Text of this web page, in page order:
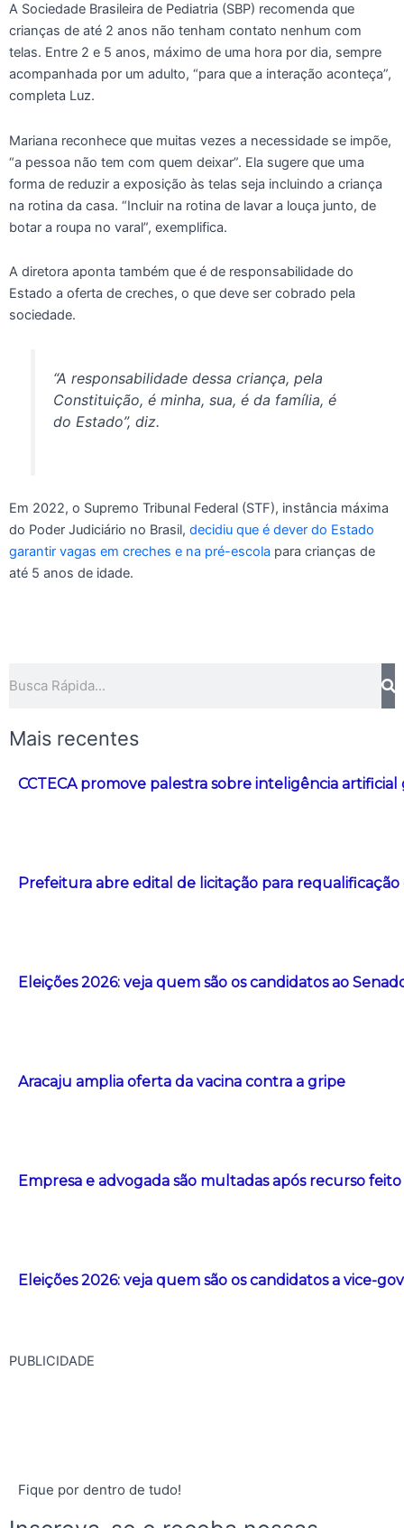
A Sociedade Brasileira de Pediatria (SBP) recomenda que
crianças de até 2 anos não tenham contato nenhum com
telas. Entre 2 e 5 anos, máximo de uma hora por dia, sempre
acompanhada por um adulto, “para que a interação aconteça”,
completa Luz.
Mariana reconhece que muitas vezes a necessidade se impõe,
“a pessoa não tem com quem deixar”. Ela sugere que uma
forma de reduzir a exposição às telas seja incluindo a criança
na rotina da casa. “Incluir na rotina de lavar a louça junto, de
botar a roupa no varal”, exemplifica.
A diretora aponta também que é de responsabilidade do
Estado a oferta de creches, o que deve ser cobrado pela
sociedade.
“A responsabilidade dessa criança, pela
Constituição, é minha, sua, é da família, é
do Estado”, diz.
Em 2022, o Supremo Tribunal Federal (STF), instância máxima
do Poder Judiciário no Brasil, decidiu que é dever do Estado
garantir vagas em creches e na pré-escola para crianças de
até 5 anos de idade.
Mais recentes
CCTECA promove palestra sobre inteligência
Prefeitura abre edital de licitação para
Eleições 2026: veja quem são os candidatos ao
Aracaju amplia oferta da vacina contra a gripe
Empresa e advogada são multadas após recurso
Eleições 2026: veja quem são os candidatos a vice-
PUBLICIDADE
Fique por dentro de tudo!